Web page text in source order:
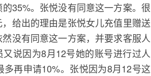
35%。张悦没有同意这一方案。很
给出的理由是张悦女儿充值里赠送
没有同意这一方案，并要求客服人
说因为8月12号她的账号进行过人
再申请10%。张悦因为8月12号这